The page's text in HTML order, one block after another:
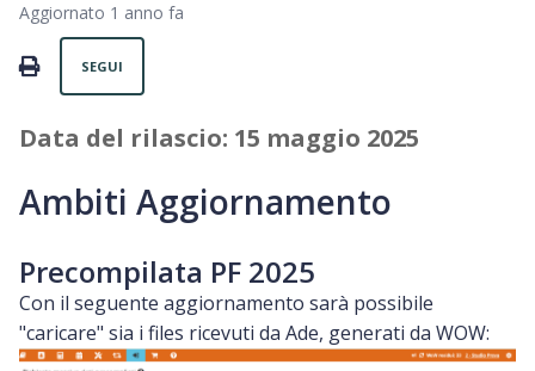
Aggiornato 1 anno fa
PRINT
SEGUI
Data del rilascio: 15 maggio 2025
Ambiti Aggiornamento
Precompilata PF 2025
Con il seguente aggiornamento sarà possibile
"caricare" sia i files ricevuti da Ade, generati da WOW: